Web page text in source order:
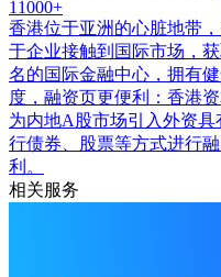
11000+
香港位于亚洲的心脏地带
于企业接触到国际市场，
名的国际金融中心，拥有
度，融资页更便利：香港
为内地A股市场引入外资
行债券、股票等方式进行
利。
相关服务